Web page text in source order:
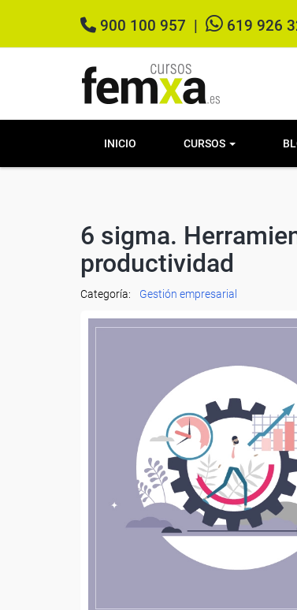
900 100 957 619 926
INICIO CURSOS
6 sigma.
productividad
Categoría: Gestión empresarial